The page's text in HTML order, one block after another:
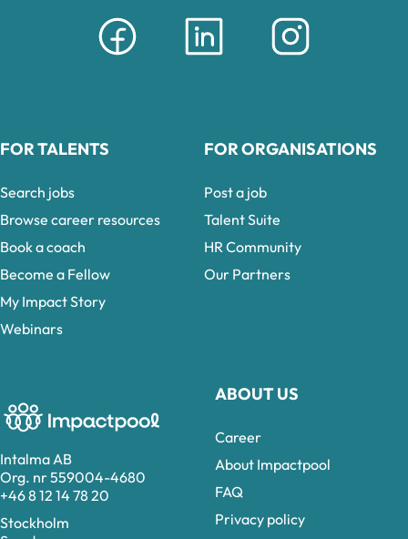
Intalma AB
Org. nr 559004-4680
+46 8 12 14 78 20
Stockholm
ABOUT US
Career
About Impactpool
FAQ
Privacy policy
FOR TALENTS
Search jobs
Browse career resources
Book a coach
Become a Fellow
My Impact Story
Webinars
FOR ORGANISATIONS
Post a job
Talent Suite
HR Community
Our Partners